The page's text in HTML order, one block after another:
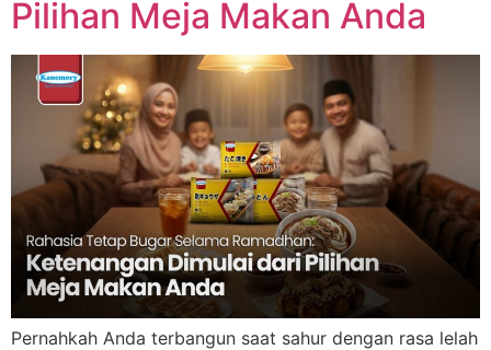
Pilihan Meja Makan Anda
Pernahkah Anda terbangun saat sahur dengan rasa lelah